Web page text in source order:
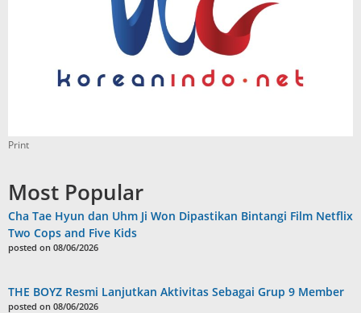
Print
Most Popular
Cha Tae Hyun dan Uhm Ji Won Dipastikan Bintangi Film Netflix
Two Cops and Five Kids
posted on 08/06/2026
THE BOYZ Resmi Lanjutkan Aktivitas Sebagai Grup 9 Member
posted on 08/06/2026